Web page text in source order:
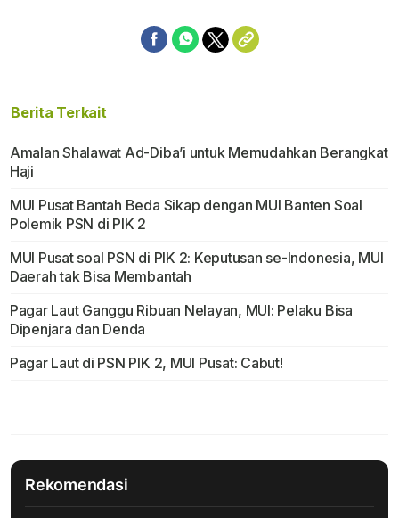
Berita Terkait
Amalan Shalawat Ad-Diba’i untuk Memudahkan Berangkat
Haji
MUI Pusat Bantah Beda Sikap dengan MUI Banten Soal
Polemik PSN di PIK 2
MUI Pusat soal PSN di PIK 2: Keputusan se-Indonesia, MUI
Daerah tak Bisa Membantah
Pagar Laut Ganggu Ribuan Nelayan, MUI: Pelaku Bisa
Dipenjara dan Denda
Pagar Laut di PSN PIK 2, MUI Pusat: Cabut!
Rekomendasi